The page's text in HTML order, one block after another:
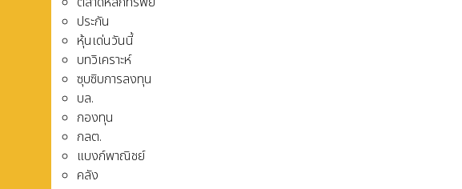
ประกัน
หุ้นเด่นวันนี้
บทวิเคราะห์
ซุบซิบการลงทุน
บล.
กองทุน
กลต.
แบงก์พาณิชย์
คลัง